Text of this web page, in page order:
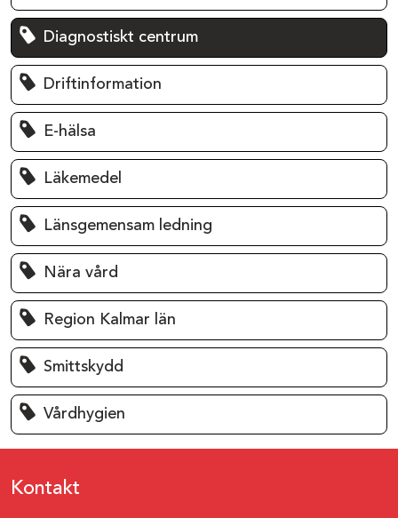
Diagnostiskt centrum
Driftinformation
E-hälsa
Läkemedel
Länsgemensam ledning
Nära vård
Region Kalmar län
Smittskydd
Vårdhygien
Kontakt